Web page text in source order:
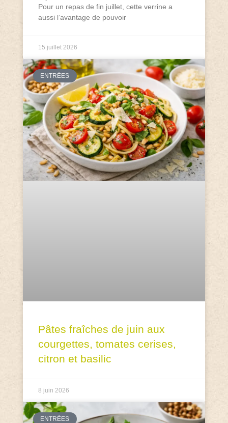
Pour un repas de fin juillet, cette verrine a
aussi l’avantage de pouvoir
15 juillet 2026
ENTRÉES
Pâtes fraîches de juin aux
courgettes, tomates cerises,
citron et basilic
8 juin 2026
ENTRÉES